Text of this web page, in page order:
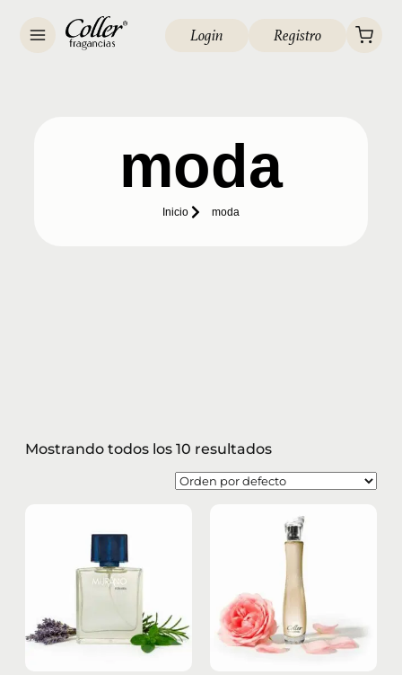
Login Registro
moda
Inicio moda
Mostrando todos los 10 resultados